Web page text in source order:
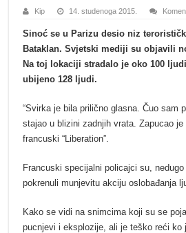
Kip 14. studenoga 2015.
Sinoć se u Parizu desio niz
Bataklan. Svjetski mediji su objavili
Na toj lokaciji stradalo je oko 100
ubijeno 128 ljudi.
“Svirka je bila prilično glasna. Čuo sam
stajao u blizini zadnjih vrata. Zapucao
francuski “Liberation”.
Francuski specijalni policajci su,
pokrenuli munjevitu akciju oslobađanja
Kako se vidi na snimcima koji su se
pucnjevi i eksplozije, ali je teško reći